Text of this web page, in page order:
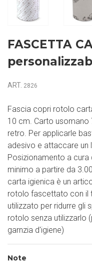
FASCETTA
ART. 2826
Fascia copri rotolo
10 cm. Carto
retro. Per applicarle
adesivo e attaccare un
Posizionamento a cura
minimo a partire da
carta igienica è un
rotolo fascettato con il
utilizzato per ridurre gli
rotolo senza utilizzarlo
garnzia d'igiene)
Note